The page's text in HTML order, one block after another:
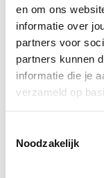
en om ons
informatie over
partners voor
partners kunnen
informatie die je
verzameld op
Noodzakelijk